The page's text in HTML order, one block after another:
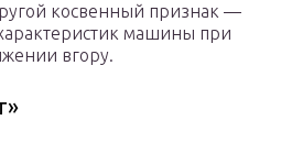
косвенный признак —
машины при
вгору.